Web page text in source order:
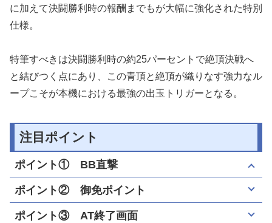
に加えて決闘勝利時の報酬までもが大幅に強化された特別
仕様。
特筆すべきは決闘勝利時の約25パーセントで絶頂決戦へ
と結びつく点にあり、この青頂と絶頂が織りなす強力なル
ープこそが本機における最強の出玉トリガーとなる。
注目ポイント
ポイント① BB直撃
ポイント② 御免ポイント
ポイント③ AT終了画面